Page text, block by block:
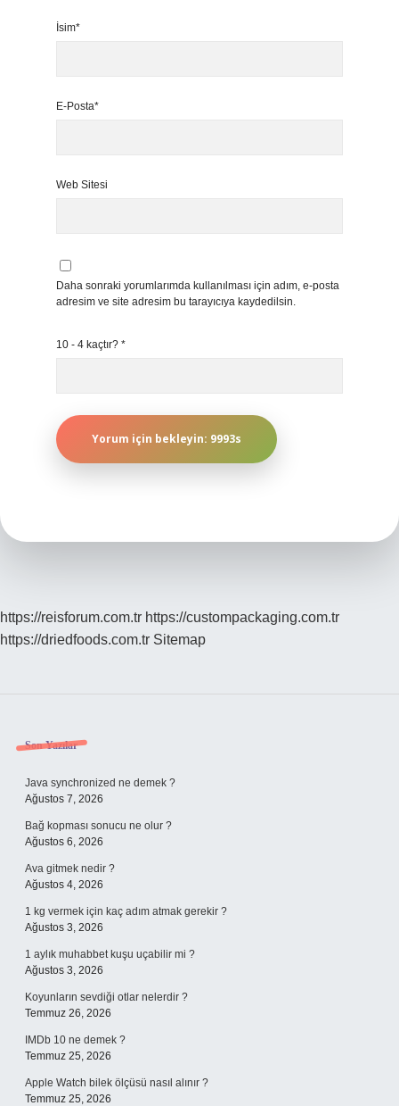
İsim*
E-Posta*
Web Sitesi
Daha sonraki yorumlarımda kullanılması için adım, e-posta
adresim ve site adresim bu tarayıcıya kaydedilsin.
10 - 4 kaçtır? *
https://reisforum.com.tr https://custompackaging.com.tr
https://driedfoods.com.tr Sitemap
Sidebar
Son Yazılar
Java synchronized ne demek ?
Ağustos 7, 2026
Bağ kopması sonucu ne olur ?
Ağustos 6, 2026
Ava gitmek nedir ?
Ağustos 4, 2026
1 kg vermek için kaç adım atmak gerekir ?
Ağustos 3, 2026
1 aylık muhabbet kuşu uçabilir mi ?
Ağustos 3, 2026
Koyunların sevdiği otlar nelerdir ?
Temmuz 26, 2026
IMDb 10 ne demek ?
Temmuz 25, 2026
Apple Watch bilek ölçüsü nasıl alınır ?
Temmuz 25, 2026